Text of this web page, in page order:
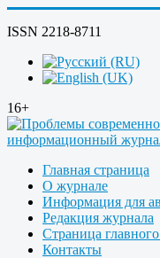
ISSN 2218-8711
16+
Главная страница
О журнале
Информация для
Редакция журнала
Страница
Контакты